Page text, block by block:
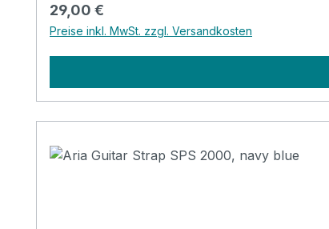
Regulärer Preis:
29,00 €
Preise inkl. MwSt. zzgl. Versandkosten